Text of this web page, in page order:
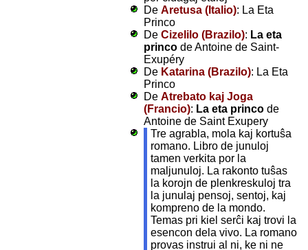
De Aretusa (Italio): La Eta
Princo
De Cizelilo (Brazilo): La eta
princode Antoine de Saint-
Exupéry
De Katarina (Brazilo): La Eta
Princo
De Atrebato kaj Joga
(Francio): La eta princode
Antoine de Saint Exupery
Tre agrabla, mola kaj kortuŝa
romano. Libro de junuloj
tamen verkita por la
maljunuloj. La rakonto tuŝas
la korojn de plenkreskuloj tra
la junulaj pensoj, sentoj, kaj
kompreno de la mondo.
Temas pri kiel serĉi kaj trovi la
esencon dela vivo. La romano
provas instrui al ni, ke ni ne